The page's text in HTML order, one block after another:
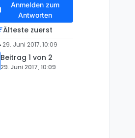
Anmelden zum
Antworten
Älteste zuerst
29. Juni 2017, 10:09
Beitrag 1 von 2
29. Juni 2017, 10:09